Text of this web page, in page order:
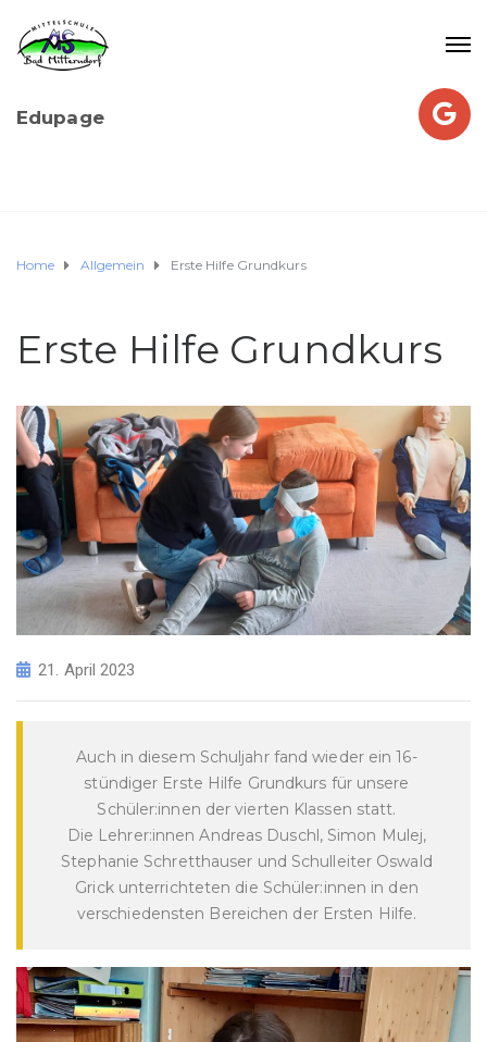
Edupage
Home Allgemein Erste Hilfe Grundkurs
Erste Hilfe Grundkurs
21. April 2023
Auch in diesem Schuljahr fand wieder ein 16-
stündiger Erste Hilfe Grundkurs für unsere
Schüler:innen der vierten Klassen statt.
Die Lehrer:innen Andreas Duschl, Simon Mulej,
Stephanie Schretthauser und Schulleiter Oswald
Grick unterrichteten die Schüler:innen in den
verschiedensten Bereichen der Ersten Hilfe.